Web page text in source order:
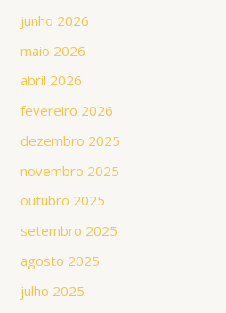
junho 2026
maio 2026
abril 2026
fevereiro 2026
dezembro 2025
novembro 2025
outubro 2025
setembro 2025
agosto 2025
julho 2025